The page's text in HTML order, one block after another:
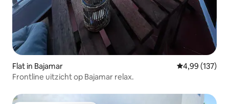
Flat in Bajamar Gemiddelde
4,99 (137)
Frontline uitzicht op Bajamar relax.